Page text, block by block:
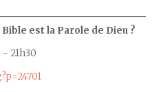
est la Parole de Dieu ?
- 21h30